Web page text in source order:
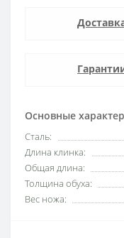
Основные
Сталь:
Длина клинка:
Общая длина:
Толщина обуха:
Вес ножа: